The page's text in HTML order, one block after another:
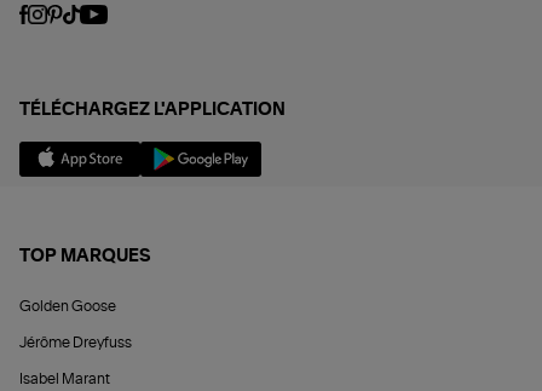
TÉLÉCHARGEZ L'APPLICATION
TOP MARQUES
Golden Goose
Jérôme Dreyfuss
Isabel Marant